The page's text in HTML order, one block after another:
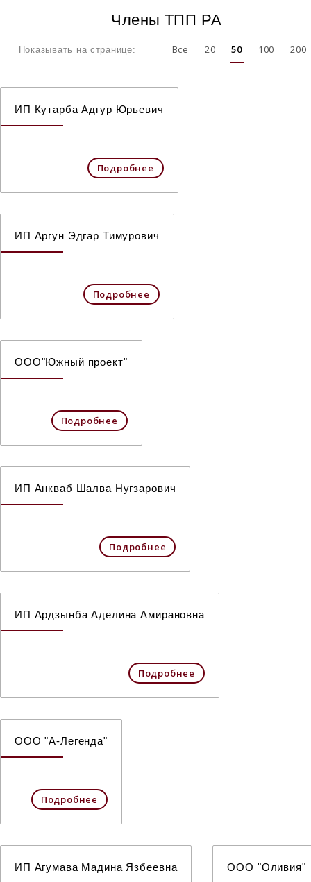
Члены ТПП РА
Показывать на странице: Все 20 50 100 200
ИП Кутарба Адгур Юрьевич
Подробнее
ИП Аргун Эдгар Тимурович
Подробнее
ООО"Южный проект"
Подробнее
ИП Анкваб Шалва Нугзарович
Подробнее
ИП Ардзынба Аделина Амирановна
Подробнее
ООО "А-Легенда"
Подробнее
ИП Агумава Мадина Язбеевна ООО "Оливия"